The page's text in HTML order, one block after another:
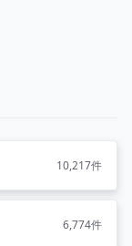
10,217件
6,774件